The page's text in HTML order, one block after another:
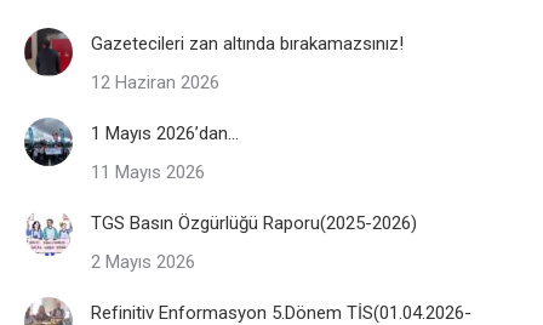
Gazetecileri zan altında bırakamazsınız!
12 Haziran 2026
1 Mayıs 2026’dan…
11 Mayıs 2026
TGS Basın Özgürlüğü Raporu(2025-2026)
2 Mayıs 2026
Refinitiv Enformasyon 5.Dönem TİS(01.04.2026-